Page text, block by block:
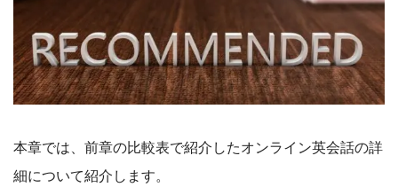
本章では、前章の比較表で紹介したオンライン英会話の詳
細について紹介します。